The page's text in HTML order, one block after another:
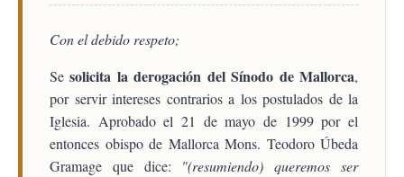
Con el debido respeto;
Sesolicita la derogación del Sínodo de Mallorca,
por servir intereses contrarios a los postulados de la
Iglesia. Aprobado el 21 de mayo de 1999 por el
entonces obispo de Mallorca Mons. Teodoro Úbeda
Gramage que dice: "(resumiendo) queremos ser